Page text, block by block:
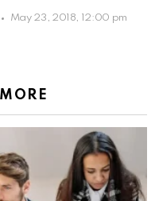
May 23, 2018, 12:00 pm